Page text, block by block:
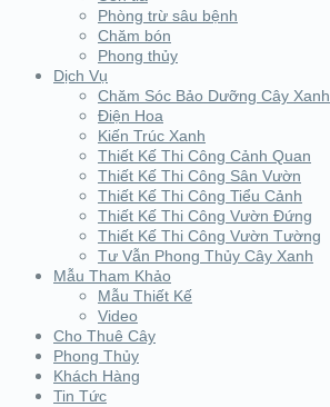
Phòng trừ sâu bệnh
Chăm bón
Phong thủy
Dịch Vụ
Chăm Sóc Bảo Dưỡng Cây Xanh
Điện Hoa
Kiến Trúc Xanh
Thiết Kế Thi Công Cảnh Quan
Thiết Kế Thi Công Sân Vườn
Thiết Kế Thi Công Tiểu Cảnh
Thiết Kế Thi Công Vườn Đứng
Thiết Kế Thi Công Vườn Tường
Tư Vẫn Phong Thủy Cây Xanh
Mẫu Tham Khảo
Mẫu Thiết Kế
Video
Cho Thuê Cây
Phong Thủy
Khách Hàng
Tin Tức